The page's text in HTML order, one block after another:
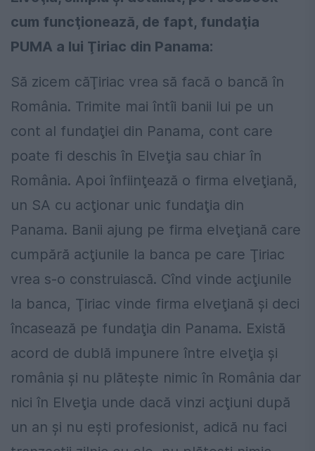
cum funcţionează, de fapt, fundaţia
PUMA a lui Ţiriac din Panama:
Să zicem căŢiriac vrea să facă o bancă în
România. Trimite mai întîi banii lui pe un
cont al fundaţiei din Panama, cont care
poate fi deschis în Elveţia sau chiar în
România. Apoi înfiinţează o firma elveţiană,
un SA cu acţionar unic fundaţia din
Panama. Banii ajung pe firma elveţiană care
cumpără acţiunile la banca pe care Ţiriac
vrea s-o construiască. Cînd vinde acţiunile
la banca, Ţiriac vinde firma elveţiană şi deci
încasează pe fundaţia din Panama. Există
acord de dublă impunere între elveţia şi
românia şi nu plăteşte nimic în România dar
nici în Elveţia unde dacă vinzi acţiuni după
un an şi nu eşti profesionist, adică nu faci